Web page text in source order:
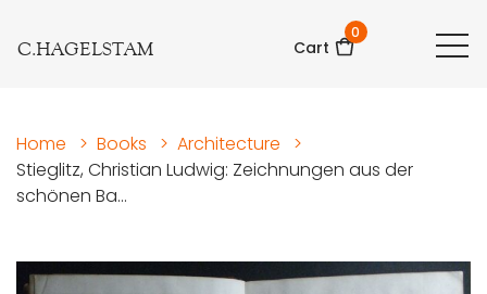
C.HAGELSTAM Cart
0
Home > Books > Architecture
>
Stieglitz, Christian Ludwig: Zeichnungen aus der
schönen Ba...